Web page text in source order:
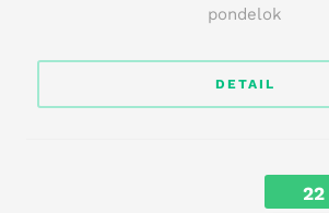
pondelok
DETAIL
22